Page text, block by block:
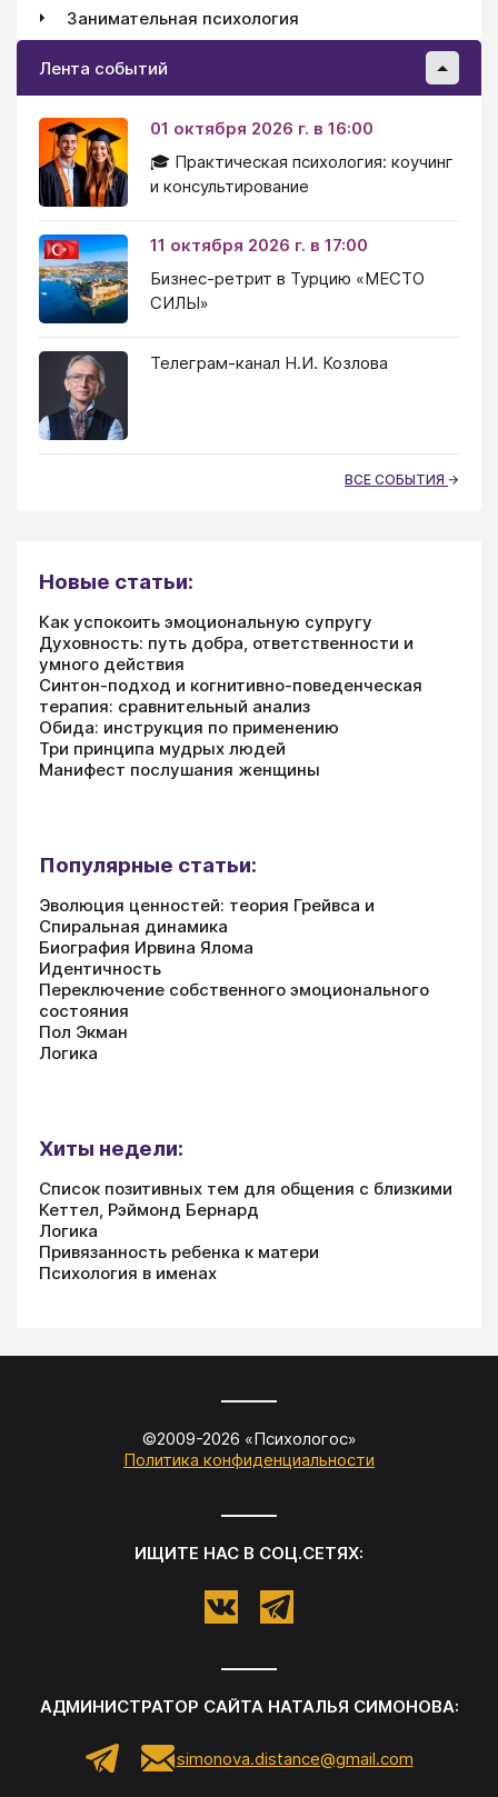
Занимательная психология
Лента событий
01 октября 2026 г. в 16:00
🎓 Практическая психология: коучинг
и консультирование
11 октября 2026 г. в 17:00
Бизнес-ретрит в Турцию «МЕСТО
СИЛЫ»
Телеграм-канал Н.И. Козлова
ВСЕ СОБЫТИЯ
Новые статьи:
Как успокоить эмоциональную супругу
Духовность: путь добра, ответственности и
умного действия
Синтон-подход и когнитивно-поведенческая
терапия: сравнительный анализ
Обида: инструкция по применению
Три принципа мудрых людей
Манифест послушания женщины
Популярные статьи:
Эволюция ценностей: теория Грейвса и
Спиральная динамика
Биография Ирвина Ялома
Идентичность
Переключение собственного эмоционального
состояния
Пол Экман
Логика
Хиты недели:
Список позитивных тем для общения с близкими
Кеттел, Рэймонд Бернард
Логика
Привязанность ребенка к матери
Психология в именах
©2009-2026 «Психологос»
Политика конфиденциальности
ИЩИТЕ НАС В СОЦ.СЕТЯХ:
АДМИНИСТРАТОР САЙТА НАТАЛЬЯ СИМОНОВА:
simonova.distance@gmail.com